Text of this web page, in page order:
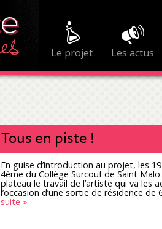
Le projet Les actus
Tous en piste !
En guise d’introduction au projet, les
4ème du Collège Surcouf de Saint
plateau le travail de l’artiste qui va les
l’occasion d’une sortie de résidence de
suite »